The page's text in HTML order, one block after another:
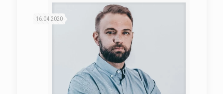
16.04.2020